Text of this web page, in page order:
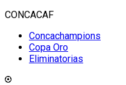
CONCACAF
Concachampions
Copa Oro
Eliminatorias